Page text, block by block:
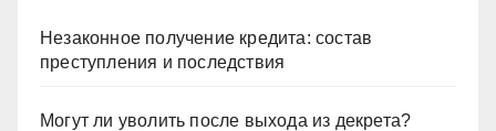
Незаконное получение кредита: состав
преступления и последствия
Могут ли уволить после выхода из декрета?